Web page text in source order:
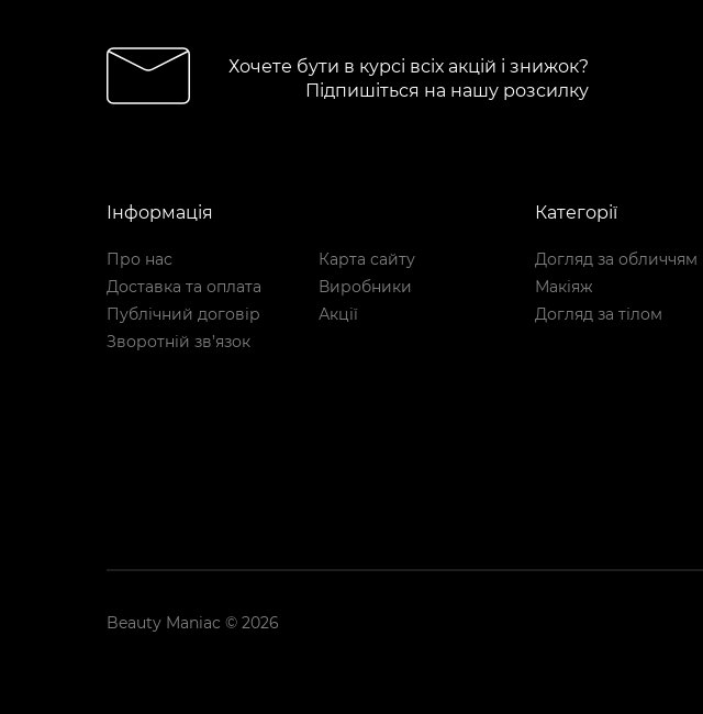
Хочете бути в курсі всіх акцій і знижок?
Підпишіться на нашу розсилку
Інформація
Про нас
Доставка та оплата
Публічний договір
Зворотній зв’язок
Карта сайту
Виробники
Акції
Категорії
Догляд за обличчям
Макіяж
Догляд за тілом
Beauty Maniac © 2026